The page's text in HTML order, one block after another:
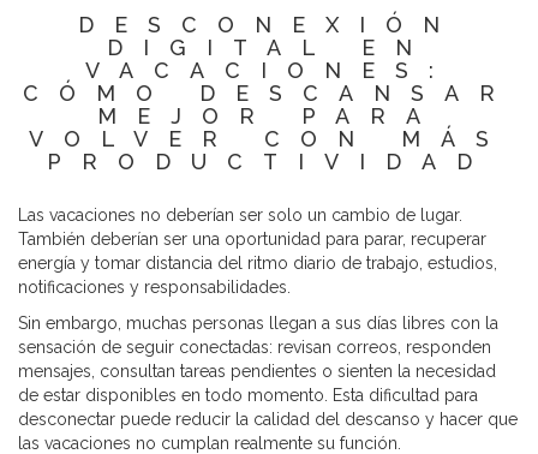
DESCONEXIÓN
DIGITAL EN
VACACIONES:
CÓMO DESCANSAR
MEJOR PARA
VOLVER CON MÁS
PRODUCTIVIDAD
Las vacaciones no deberían ser solo un cambio de lugar.
También deberían ser una oportunidad para parar, recuperar
energía y tomar distancia del ritmo diario de trabajo, estudios,
notificaciones y responsabilidades.
Sin embargo, muchas personas llegan a sus días libres con la
sensación de seguir conectadas: revisan correos, responden
mensajes, consultan tareas pendientes o sienten la necesidad
de estar disponibles en todo momento. Esta dificultad para
desconectar puede reducir la calidad del descanso y hacer que
las vacaciones no cumplan realmente su función.